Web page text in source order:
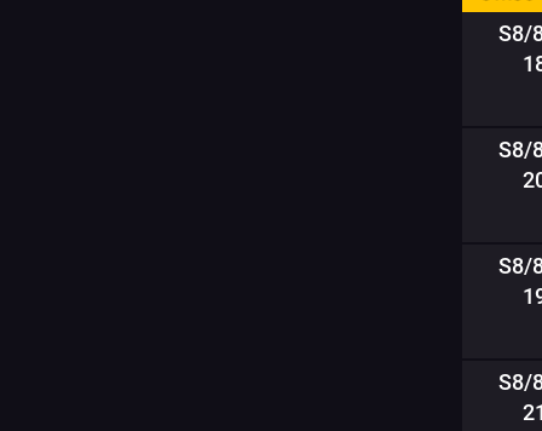
S8/
S8/
S8/
S8/